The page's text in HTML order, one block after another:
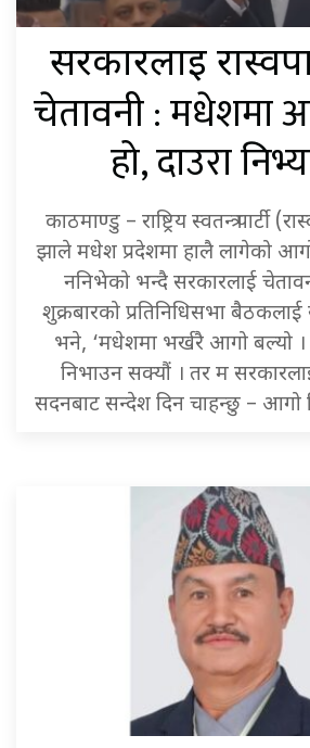
सरकारलाई
चेतावनी : मधेशमा
हो, दाउरा
काठमाण्डु – राष्ट्रिय स्वतन्त्र पार्टी
झाले मधेश प्रदेशमा हालै लागेको
ननिभेको भन्दै सरकारलाई
शुक्रबारको प्रतिनिधिसभा
भने, ‘मधेशमा भर्खरै आगो बल्यो
निभाउन सक्यौं । तर म
सदनबाट सन्देश दिन चाहन्छु – आगो